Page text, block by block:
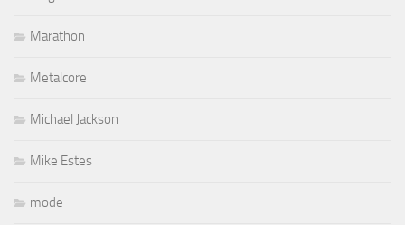
Marathon
Metalcore
Michael Jackson
Mike Estes
mode